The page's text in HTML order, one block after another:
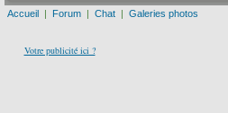
Accueil | Forum | Chat | Galeries photos
Votre publicité ici ?